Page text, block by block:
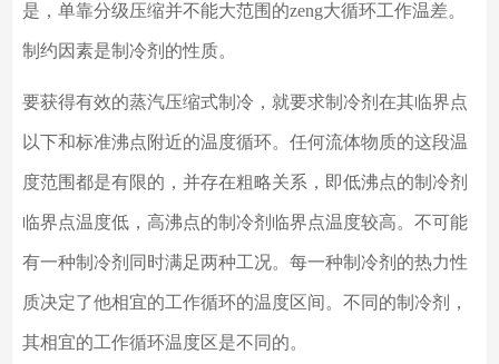
是，单靠分级压缩并不能大范围的zeng大循环工作温差。
制约因素是制冷剂的性质。
要获得有效的蒸汽压缩式制冷，就要求制冷剂在其临界点
以下和标准沸点附近的温度循环。任何流体物质的这段温
度范围都是有限的，并存在粗略关系，即低沸点的制冷剂
临界点温度低，高沸点的制冷剂临界点温度较高。不可能
有一种制冷剂同时满足两种工况。每一种制冷剂的热力性
质决定了他相宜的工作循环的温度区间。不同的制冷剂，
其相宜的工作循环温度区是不同的。